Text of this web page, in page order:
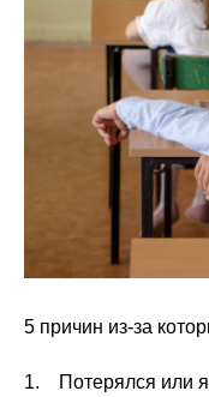
5 причин из-за
1. Потерялся или я